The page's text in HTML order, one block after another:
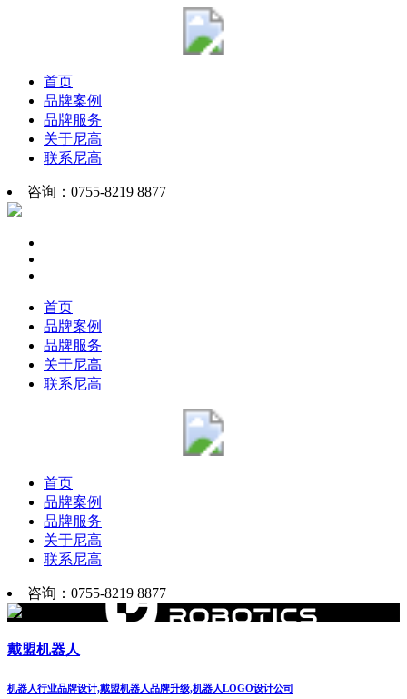
首页
品牌案例
品牌服务
关于尼高
联系尼高
咨询：0755-8219 8877
首页
品牌案例
品牌服务
关于尼高
联系尼高
首页
品牌案例
品牌服务
关于尼高
联系尼高
咨询：0755-8219 8877
戴盟机器人
机器人行业品牌设计,戴盟机器人品牌升级,机器人LOGO设计公司